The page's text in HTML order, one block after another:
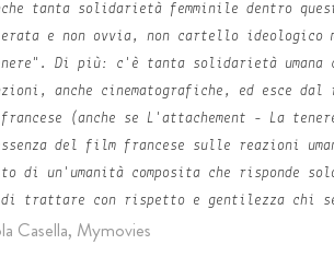
tanta solidarietà femminile dentro
e non ovvia, non cartello ideologico
Di più: c'è tanta solidarietà umana
anche cinematografiche, ed esce dal
(anche se L'attachement - La
del film francese sulle reazioni
di un'umanità composita che risponde
di trattare con rispetto e gentilezza chi
Casella, Mymovies